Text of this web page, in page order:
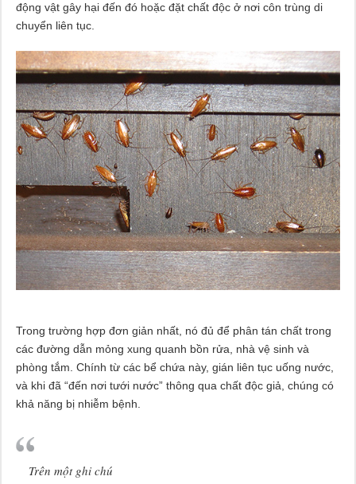
động vật gây hại đến đó hoặc đặt chất độc ở nơi côn trùng di
chuyển liên tục.
Trong trường hợp đơn giản nhất, nó đủ để phân tán chất trong
các đường dẫn mỏng xung quanh bồn rửa, nhà vệ sinh và
phòng tắm. Chính từ các bể chứa này, gián liên tục uống nước,
và khi đã “đến nơi tưới nước” thông qua chất độc giả, chúng có
khả năng bị nhiễm bệnh.
Trên một ghi chú